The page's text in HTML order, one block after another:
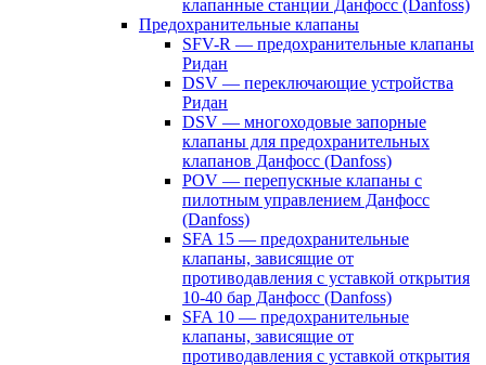
клапанные станции Данфосс (Danfoss)
Предохранительные клапаны
SFV-R — предохранительные клапаны
Ридан
DSV — переключающие устройства
Ридан
DSV — многоходовые запорные
клапаны для предохранительных
клапанов Данфосс (Danfoss)
POV — перепускные клапаны с
пилотным управлением Данфосс
(Danfoss)
SFA 15 — предохранительные
клапаны, зависящие от
противодавления с уставкой открытия
10-40 бар Данфосс (Danfoss)
SFA 10 — предохранительные
клапаны, зависящие от
противодавления с уставкой открытия